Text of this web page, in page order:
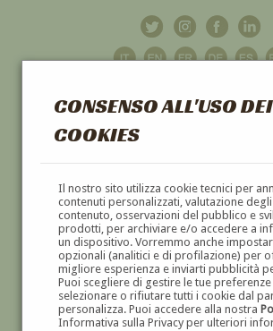
CONSENSO ALL'USO DEI
COOKIES
Il nostro sito utilizza cookie tecnici per
contenuti personalizzati, valutazione degli
contenuto, osservazioni del pubblico e
prodotti, per archiviare e/o accedere a
un dispositivo. Vorremmo anche
opzionali (analitici e di profilazione) per
migliore esperienza e inviarti pubblicità
Puoi scegliere di gestire le tue preferenze
selezionare o rifiutare tutti i cookie dal
personalizza. Puoi accedere alla nostra
Informativa sulla Privacy per ulteriori
GALLERIAD'ARTE
DIPINTI E SCULTURE '800